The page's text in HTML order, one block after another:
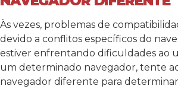
Às vezes, problemas de
devido a conflitos específicos do
estiver enfrentando dificuldades ao
um determinado navegador, tente
navegador diferente para